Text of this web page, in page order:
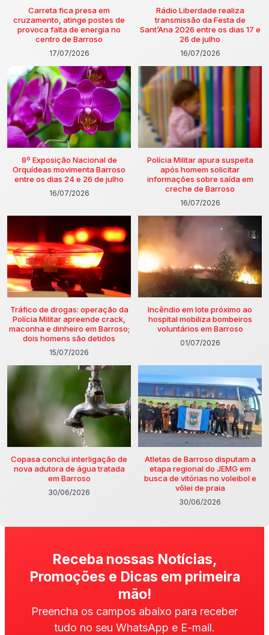
Carreta fica presa em
cruzamento, atinge postes de
provoca falta de energia no
centro de Barroso
17/07/2026
Rádio Liberdade realiza
transmissão da Festa de
Sant’Ana 2026 entre os dias 17 e
26 de julho
16/07/2026
8º Exposição Nacional de
Orquídeas movimenta Barroso
entre os dias 24 e 26 de julho
16/07/2026
Polícia Militar apura suspeita
após homem solicitar
informações sobre saída em
creche de Barroso
16/07/2026
Tráfico de drogas: operação da
Polícia Militar apreende crack,
maconha e dinheiro em Barroso;
dois homens são detidos
15/07/2026
Incêndio em lote próximo ao
hospital mobiliza bombeiros
voluntários em Barroso
01/07/2026
Copasa conclui interligação de
nova adutora de água tratada
em Barroso
30/06/2026
Atletas de Barroso disputam a
etapa regional do JEMG em
busca de vitórias no voleibol e
vôlei de praia
30/06/2026
Receba nossas Notícias,
Promoções e Dicas em primeira
mão!
Preencha os campos abaixo para receber
tudo no seu WhatsApp e E-mail.